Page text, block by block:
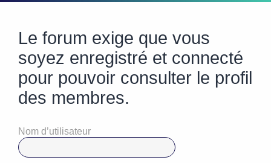
Le forum exige que vous
soyez enregistré et connecté
pour pouvoir consulter le profil
des membres.
Nom d’utilisateur